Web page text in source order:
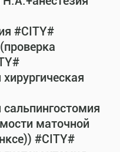
#CITY#
маточной
#CITY#